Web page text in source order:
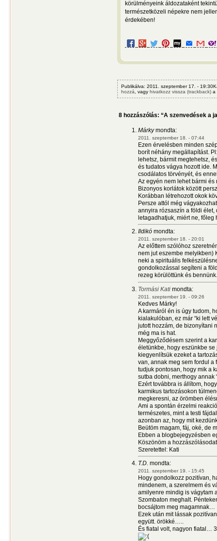
körülményeink áldozataként
természetközeli népekre nem
érdekében!
Publikálva: 2011. szeptember 17. -
hozzá , vagy hivatkozz vissza (trackback) a
8 hozzászólás: “A szenvedések a
Márkymondta:
2011. szeptember 18. - 07:44
Ezen érvelésben minden
borít néhány megállapítást.
lehetsz, bármit megtehetsz,
és tudatos vágya hozott ide.
csodálatos törvényét, és
Az egyén nem lehet bármi és
Bizonyos korlátok között
Korábban létrehozott okok
Persze attól még
annyira rózsaszín a földi élet,
letagadhatjuk, miért ne, főleg
Ildikó mondta:
2011. szeptember 18. - 20:01
Az előttem szólóhoz
nem jut eszembe melyikben)
neki a spirituális
gondolkozással segíteni a
rezeg körülöttünk és bennünk.
Tormási Kati mondta:
2011. szeptember 19. - 09:26
Kedves Márky!
A karmáról én is úgy tudom,
kialakulóban, ez már “ki lett
jutott hozzám, de bizonyítani
még ma is hat.
Meggyőződésem szerint a
életünkbe, hogy eszünkbe
kiegyenlítsük ezeket a
van, annak meg sem fordul a
tudjuk pontosan, hogy mik a
sutba dobni, merthogy annak
Ezért továbbra is állítom,
karmikus tartozásokon
megkeresni, az örömben
Ami a spontán érzelmi
természetes, mint a testi
azonban az, hogy mit
Beütöm magam, fáj, oké, de
Ebben a blogbejegyzésben
Köszönöm a
Szeretettel: Kati
T.D. mondta:
2011. szeptember 19. - 15:45
Hogy gondolkozz pozitívan,
mindenem, a szerelmem és
amilyenre mindig is vágytam
Szombaton meghalt.
bocsájtom meg magamnak…
Ezek után mit lássak
együtt. örökké…..
És fiatal volt, nagyon fiatal…